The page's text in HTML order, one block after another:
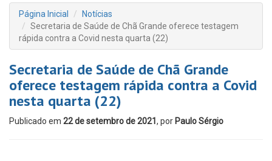
Página Inicial
Notícias
Secretaria de Saúde de Chã Grande oferece testagem
rápida contra a Covid nesta quarta (22)
Secretaria de Saúde de Chã Grande
oferece testagem rápida contra a Covid
nesta quarta (22)
Publicado em 22 de setembro de 2021 , por Paulo Sérgio